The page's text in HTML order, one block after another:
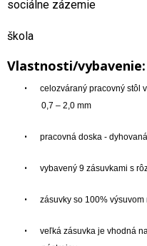
sociálne zázemie
škola
Vlastnosti/vybavenie:
•
celozváraný pracovný stôl
0,7 – 2,0 mm
• pracovná doska -
• vybavený 9 zásuvkami s
• zásuvky so 100%
•
veľká zásuvka je vhodná